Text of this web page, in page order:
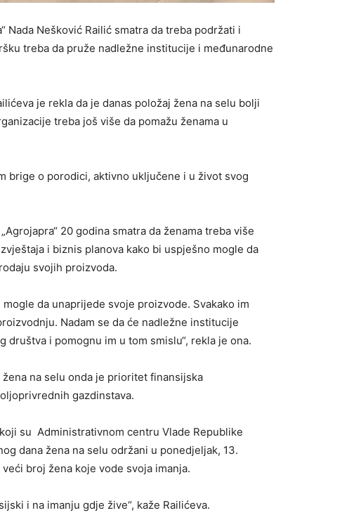
Nada Nešković Railić smatra da treba podržati i
treba da pruže nadležne institucije i međunarodne
je rekla da je danas položaj žena na selu bolji
treba još više da pomažu ženama u
brige o porodici, aktivno uključene i u život svog
20 godina smatra da ženama treba više
i biznis planova kako bi uspješno mogle da
svojih proizvoda.
da unaprijede svoje proizvode. Svakako im
Nadam se da će nadležne institucije
i pomognu im u tom smislu“, rekla je ona.
na selu onda je prioritet finansijska
gazdinstava.
su Administrativnom centru Vlade Republike
dana žena na selu održani u ponedjeljak, 13.
broj žena koje vode svoja imanja.
i na imanju gdje žive“, kaže Railićeva.